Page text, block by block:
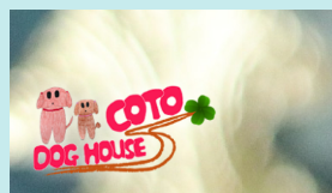
イ
ン
コ
ン